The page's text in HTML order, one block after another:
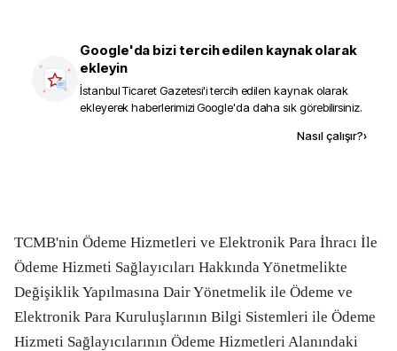
Google'da bizi tercih edilen kaynak olarak
ekleyin
İstanbul Ticaret Gazetesi'i tercih edilen kaynak olarak
ekleyerek haberlerimizi Google'da daha sık görebilirsiniz.
Nasıl çalışır?›
TCMB'nin Ödeme Hizmetleri ve Elektronik Para İhracı İle
Ödeme Hizmeti Sağlayıcıları Hakkında Yönetmelikte
Değişiklik Yapılmasına Dair Yönetmelik ile Ödeme ve
Elektronik Para Kuruluşlarının Bilgi Sistemleri ile Ödeme
Hizmeti Sağlayıcılarının Ödeme Hizmetleri Alanındaki